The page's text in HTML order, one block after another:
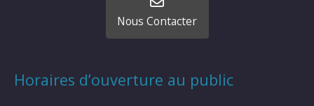
Nous Contacter
Horaires d’ouverture au public